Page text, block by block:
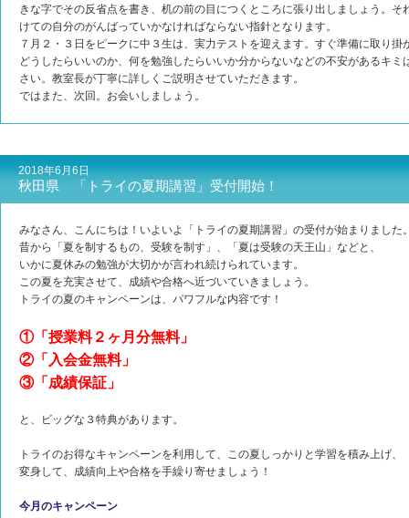
きな字でその反省点を書き、机の前の目につくところに張り出しましょう。
けての自分のがんばっていかなければならない指針となります。
７月２・３日をピークに中３生は、実力テストを迎えます。すぐ準備に取り掛
どうしたらいいのか、何を勉強したらいいか分からないなどの不安があるキ
さい。教室長が丁寧に詳しくご説明させていただきます。
ではまた、次回。お会いしましょう。
2018年6月6日
秋田県 「トライの夏期講習」受付開始！
みなさん、こんにちは！いよいよ「トライの夏期講習」の受付が始まりました
昔から「夏を制するもの、受験を制す」、「夏は受験の天王山」などと、
いかに夏休みの勉強が大切かが言われ続けられています。
この夏を充実させて、成績や合格へ近づいていきましょう。
トライの夏のキャンペーンは、パワフルな内容です！
①「授業料２ヶ月分無料」
②「入会金無料」
③「成績保証」
と、ビッグな３特典があります。
トライのお得なキャンペーンを利用して、この夏しっかりと学習を積み上げ、
変身して、成績向上や合格を手繰り寄せましょう！
今月のキャンペーン